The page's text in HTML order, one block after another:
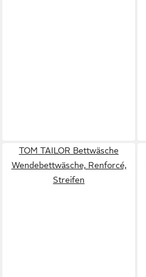
TOM TAILOR Bettwäsche
Wendebettwäsche, Renforcé,
Streifen